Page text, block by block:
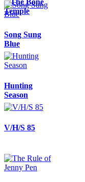
Temple
Song Sung
Blue
Hunting
Season
V/H/S 85